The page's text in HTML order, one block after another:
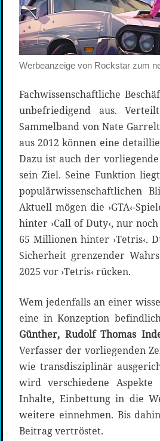
Werbeanzeige von Rockstar zum
Fachwissenschaftliche
unbefriedigend aus.
Sammelband von Nate
aus 2012 können eine
Dazu ist auch der
sein Ziel. Seine Funktion
populärwissenschaftlichen
Aktuell mögen die ›GTA‹-
hinter ›Call of Duty‹, nur
65 Millionen hinter ›Tetris‹.
Sicherheit grenzender
2025 vor ›Tetris‹ rücken.
Wem jedenfalls an einer
eine in Konzeption
Günther, Rudolf Thomas
Verfasser der vorliegenden
wie transdisziplinär
wird verschiedene Aspekte
Inhalte, Einbettung in die
weitere einnehmen. Bis
Beitrag vertröstet.